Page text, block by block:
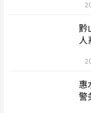
黔
人
惠
警